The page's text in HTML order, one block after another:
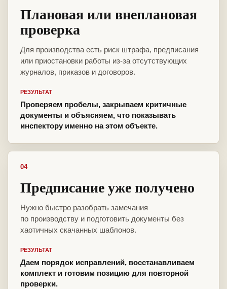
Плановая или внеплановая
проверка
Для производства есть риск штрафа, предписания
или приостановки работы из-за отсутствующих
журналов, приказов и договоров.
РЕЗУЛЬТАТ
Проверяем пробелы, закрываем критичные
документы и объясняем, что показывать
инспектору именно на этом объекте.
04
Предписание уже получено
Нужно быстро разобрать замечания
по производству и подготовить документы без
хаотичных скачанных шаблонов.
РЕЗУЛЬТАТ
Даем порядок исправлений, восстанавливаем
комплект и готовим позицию для повторной
проверки.